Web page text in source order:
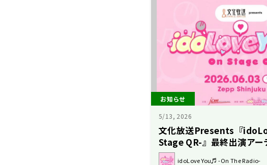
お知らせ
5/13, 2026
文化放送Presents『
Stage QR-』最終出演アー
idoLove You♬ -On The Radio-